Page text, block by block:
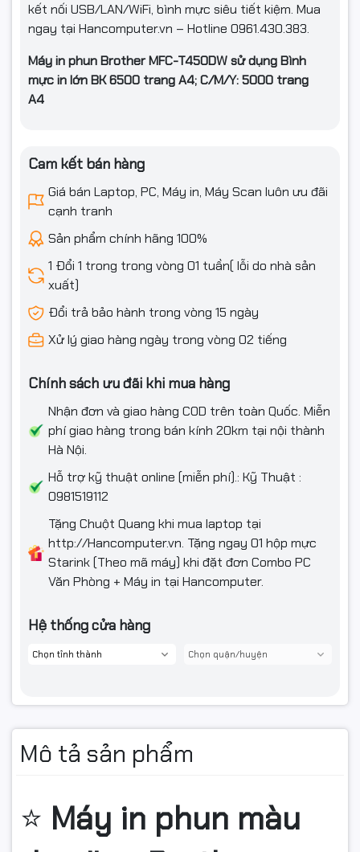
kết nối USB/LAN/WiFi, bình mực siêu tiết kiệm. Mua
ngay tại Hancomputer.vn – Hotline 0961.430.383.
Máy in phun Brother MFC-T450DW sử dụng Bình
mực in lớn BK 6500 trang A4; C/M/Y: 5000 trang
A4
Cam kết bán hàng
Giá bán Laptop, PC, Máy in, Máy Scan luôn ưu đãi
cạnh tranh
Sản phẩm chính hãng 100%
1 Đổi 1 trong trong vòng 01 tuần( lỗi do nhà sản
xuất)
Đổi trả bảo hành trong vòng 15 ngày
Xử lý giao hàng ngày trong vòng 02 tiếng
Chính sách ưu đãi khi mua hàng
Nhận đơn và giao hàng COD trên toàn Quốc. Miễn
phí giao hàng trong bán kính 20km tại nội thành
Hà Nội.
Hỗ trợ kỹ thuật online (miễn phí).: Kỹ Thuật :
0981519112
Tặng Chuột Quang khi mua laptop tại
http://Hancomputer.vn. Tặng ngay 01 hộp mực
Starink (Theo mã máy) khi đặt đơn Combo PC
Văn Phòng + Máy in tại Hancomputer.
Hệ thống cửa hàng
Mô tả sản phẩm
⭐ Máy in phun màu